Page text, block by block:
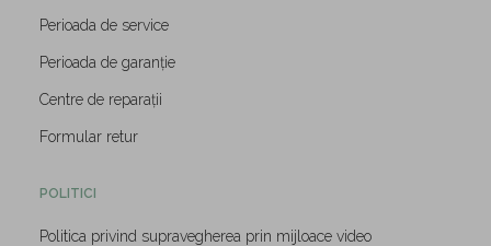
Perioada de service
Perioada de garanție
Centre de reparații
Formular retur
POLITICI
Politica privind supravegherea prin mijloace video